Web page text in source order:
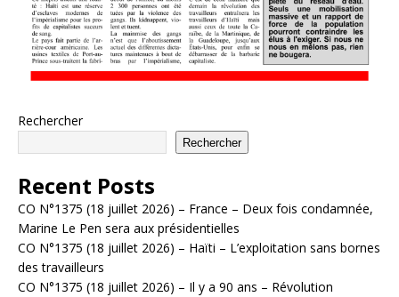
Rechercher
Rechercher
Recent Posts
CO N°1375 (18 juillet 2026) – France – Deux fois condamnée,
Marine Le Pen sera aux présidentielles
CO N°1375 (18 juillet 2026) – Haïti – L’exploitation sans bornes
des travailleurs
CO N°1375 (18 juillet 2026) – Il y a 90 ans – Révolution